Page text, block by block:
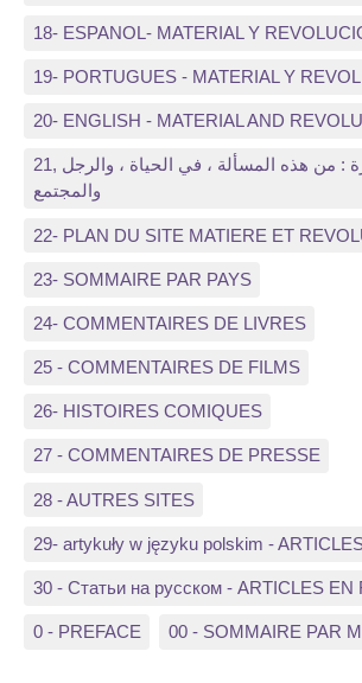
18- ESPANOL- MATERIAL Y
19- PORTUGUES - MATERIAL Y
20- ENGLISH - MATERIAL AND
21, مواد والثورة : من هذه المسألة ، في الحياة ، والرجل
والمجتمع
22- PLAN DU SITE MATIERE ET
23- SOMMAIRE PAR PAYS
24- COMMENTAIRES DE LIVRES
25 - COMMENTAIRES DE FILMS
26- HISTOIRES COMIQUES
27 - COMMENTAIRES DE PRESSE
28 - AUTRES SITES
29- artykuły w języku polskim -
30 - Статьи на русском - ARTICLES EN
0 - PREFACE 00 - SOMMAIRE PAR